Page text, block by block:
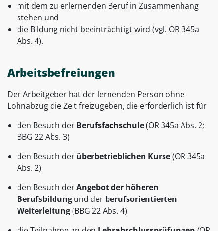
mit dem zu erlernenden Beruf in Zusammenhang
stehen und
die Bildung nicht beeinträchtigt wird (vgl. OR 345a
Abs. 4).
Arbeitsbefreiungen
Der Arbeitgeber hat der lernenden Person ohne
Lohnabzug die Zeit freizugeben, die erforderlich ist für
den Besuch der Berufsfachschule(OR 345a Abs. 2;
BBG 22 Abs. 3)
den Besuch der überbetrieblichen Kurse(OR 345a
Abs. 2)
den Besuch derAngebot der höheren
Berufsbildung und der berufsorientierten
Weiterleitung(BBG 22 Abs. 4)